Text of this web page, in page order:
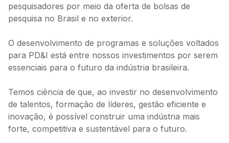
pesquisadores por meio da oferta de bolsas de
pesquisa no Brasil e no exterior.
O desenvolvimento de programas e soluções voltados
para PD&I está entre nossos investimentos por serem
essenciais para o futuro da indústria brasileira.
Temos ciência de que, ao investir no desenvolvimento
de talentos, formação de líderes, gestão eficiente e
inovação, é possível construir uma indústria mais
forte, competitiva e sustentável para o futuro.